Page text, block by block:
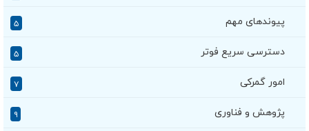
پیوندهای مهم ۵
دسترسی سریع فوتر ۵
امور گمرکی ۷
پژوهش و فناوری